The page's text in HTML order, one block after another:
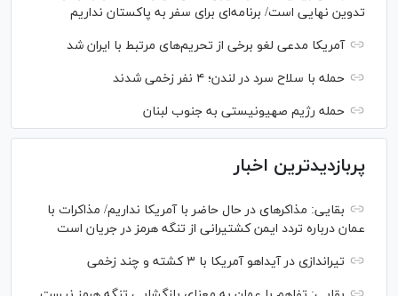
تدوین نهایی است/ برنامه‌ای برای سفر به پاکستان نداریم
آمریکا مدعی لغو برخی از تحریم‌های مرتبط با ایران شد
حمله با سلاح سرد در لندن؛ ۴ نفر زخمی شدند
حمله رژیم صهیونیستی به جنوب لبنان
پربازدیدترین اخبار
بقایی: مذاکره‎ای در حال حاضر با آمریکا نداریم/ مذاکرات با
عمان درباره تردد ایمن کشتیرانی از تنگه هرمز در جریان است
تیراندازی در آیداهو آمریکا با ۳ کشته و چند زخمی